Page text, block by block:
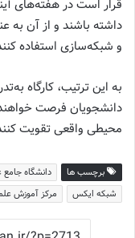
قرار است در هفته‌های
داشته باشند و از آن به
و شبکه‌سازی استفاده
به این ترتیب، کارگاه
دانشجویان فرصت
محیطی واقعی تقویت
برچسب ها دانشگاه جامع
شبکه ایکس
مرکز آموزش